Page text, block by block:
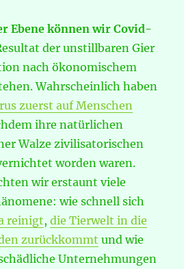
Ebene können wir Covid-
der unstillbaren Gier
nach ökonomischem
Wahrscheinlich haben
zuerst aufMenschen
ihre natürlichen
Walze zivilisatorischen
worden waren.
wir erstaunt viele
wie schnell sich
reinigt,die Tierwelt in die
zurückkommt und wie
Unternehmungen